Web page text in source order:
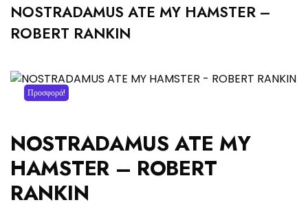
NOSTRADAMUS ATE MY HAMSTER –
ROBERT RANKIN
Προσφορά!
NOSTRADAMUS ATE MY
HAMSTER – ROBERT
RANKIN